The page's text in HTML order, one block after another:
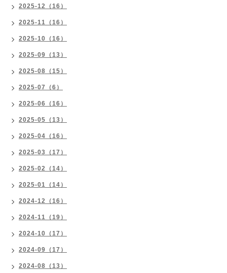
2025-12（16）
2025-11（16）
2025-10（16）
2025-09（13）
2025-08（15）
2025-07（6）
2025-06（16）
2025-05（13）
2025-04（16）
2025-03（17）
2025-02（14）
2025-01（14）
2024-12（16）
2024-11（19）
2024-10（17）
2024-09（17）
2024-08（13）